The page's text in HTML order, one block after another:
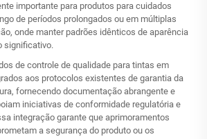
importante para produtos para cuidados
de períodos prolongados ou em múltiplas
onde manter padrões idênticos de aparência
significativo.
de controle de qualidade para tintas em
aos protocolos existentes de garantia da
fornecendo documentação abrangente e
iniciativas de conformidade regulatória e
integração garante que aprimoramentos
a segurança do produto ou os